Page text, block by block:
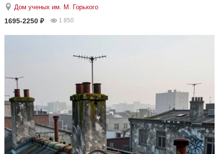
Дом ученых им. М. Горького
1695-2250 ₽ 1 850